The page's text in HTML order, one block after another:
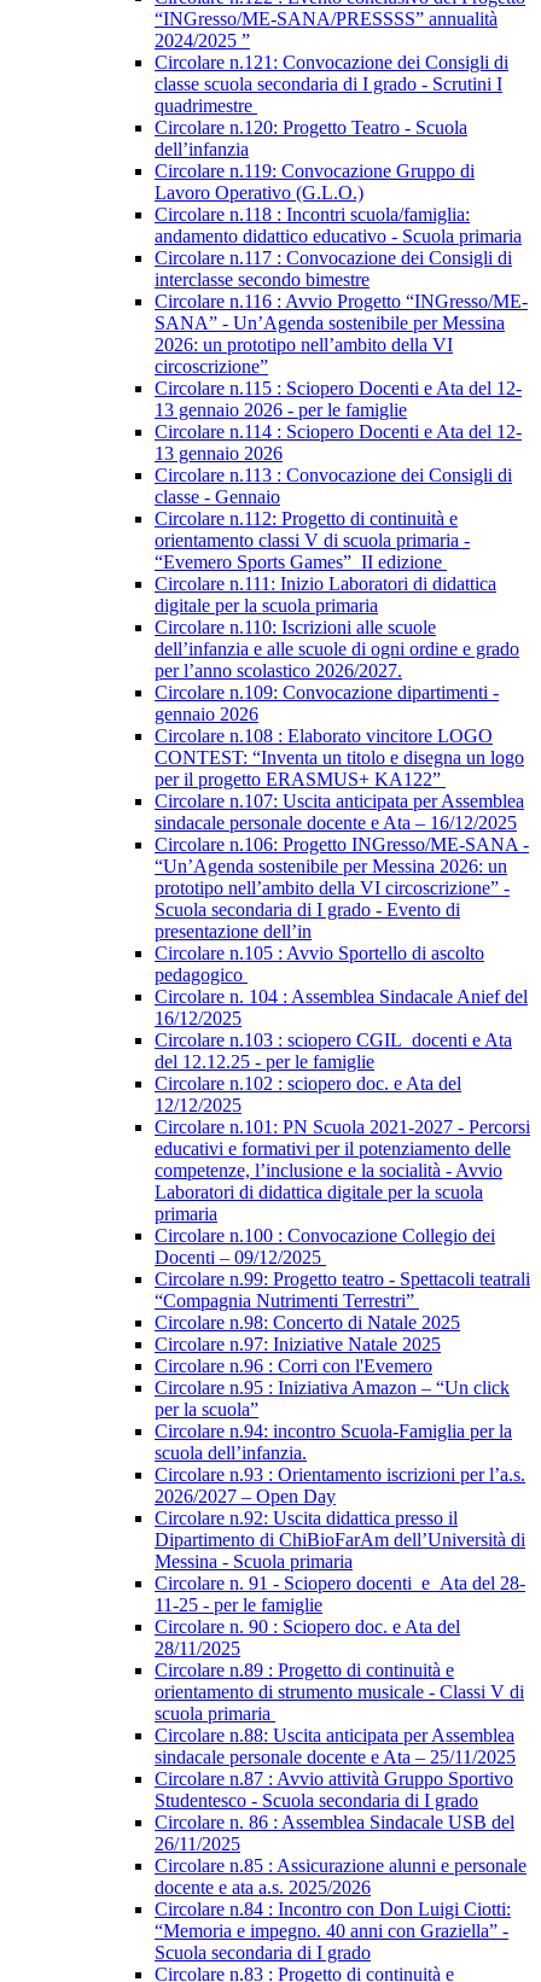
“INGresso/ME-SANA/PRESSSS” annualità
2024/2025 ”
Circolare n.121: Convocazione dei Consigli di
classe scuola secondaria di I grado - Scrutini I
quadrimestre
Circolare n.120: Progetto Teatro - Scuola
dell’infanzia
Circolare n.119: Convocazione Gruppo di
Lavoro Operativo (G.L.O.)
Circolare n.118 : Incontri scuola/famiglia:
andamento didattico educativo - Scuola primaria
Circolare n.117 : Convocazione dei Consigli di
interclasse secondo bimestre
Circolare n.116 : Avvio Progetto “INGresso/ME-
SANA” - Un’Agenda sostenibile per Messina
2026: un prototipo nell’ambito della VI
circoscrizione”
Circolare n.115 : Sciopero Docenti e Ata del 12-
13 gennaio 2026 - per le famiglie
Circolare n.114 : Sciopero Docenti e Ata del 12-
13 gennaio 2026
Circolare n.113 : Convocazione dei Consigli di
classe - Gennaio
Circolare n.112: Progetto di continuità e
orientamento classi V di scuola primaria -
“Evemero Sports Games” II edizione
Circolare n.111: Inizio Laboratori di didattica
digitale per la scuola primaria
Circolare n.110: Iscrizioni alle scuole
dell’infanzia e alle scuole di ogni ordine e grado
per l’anno scolastico 2026/2027.
Circolare n.109: Convocazione dipartimenti -
gennaio 2026
Circolare n.108 : Elaborato vincitore LOGO
CONTEST: “Inventa un titolo e disegna un logo
per il progetto ERASMUS+ KA122”
Circolare n.107: Uscita anticipata per Assemblea
sindacale personale docente e Ata – 16/12/2025
Circolare n.106: Progetto INGresso/ME-SANA -
“Un’Agenda sostenibile per Messina 2026: un
prototipo nell’ambito della VI circoscrizione” -
Scuola secondaria di I grado - Evento di
presentazione dell’in
Circolare n.105 : Avvio Sportello di ascolto
pedagogico
Circolare n. 104 : Assemblea Sindacale Anief del
16/12/2025
Circolare n.103 : sciopero CGIL_docenti e Ata
del 12.12.25 - per le famiglie
Circolare n.102 : sciopero doc. e Ata del
12/12/2025
Circolare n.101: PN Scuola 2021-2027 - Percorsi
educativi e formativi per il potenziamento delle
competenze, l’inclusione e la socialità - Avvio
Laboratori di didattica digitale per la scuola
primaria
Circolare n.100 : Convocazione Collegio dei
Docenti – 09/12/2025
Circolare n.99: Progetto teatro - Spettacoli teatrali
“Compagnia Nutrimenti Terrestri”
Circolare n.98: Concerto di Natale 2025
Circolare n.97: Iniziative Natale 2025
Circolare n.96 : Corri con l'Evemero
Circolare n.95 : Iniziativa Amazon – “Un click
per la scuola”
Circolare n.94: incontro Scuola-Famiglia per la
scuola dell’infanzia.
Circolare n.93 : Orientamento iscrizioni per l’a.s.
2026/2027 – Open Day
Circolare n.92: Uscita didattica presso il
Dipartimento di ChiBioFarAm dell’Università di
Messina - Scuola primaria
Circolare n. 91 - Sciopero docenti_e_Ata del 28-
11-25 - per le famiglie
Circolare n. 90 : Sciopero doc. e Ata del
28/11/2025
Circolare n.89 : Progetto di continuità e
orientamento di strumento musicale - Classi V di
scuola primaria
Circolare n.88: Uscita anticipata per Assemblea
sindacale personale docente e Ata – 25/11/2025
Circolare n.87 : Avvio attività Gruppo Sportivo
Studentesco - Scuola secondaria di I grado
Circolare n. 86 : Assemblea Sindacale USB del
26/11/2025
Circolare n.85 : Assicurazione alunni e personale
docente e ata a.s. 2025/2026
Circolare n.84 : Incontro con Don Luigi Ciotti:
“Memoria e impegno. 40 anni con Graziella” -
Scuola secondaria di I grado
Circolare n.83 : Progetto di continuità e